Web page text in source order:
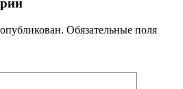
Обязательные поля